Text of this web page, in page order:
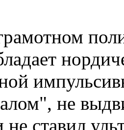
не
ставил